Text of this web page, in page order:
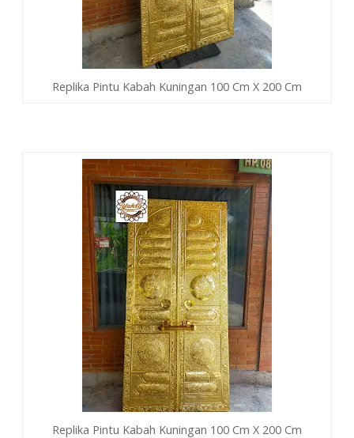
Replika Pintu Kabah Kuningan 100 Cm X 200 Cm
Replika Pintu Kabah Kuningan 100 Cm X 200 Cm